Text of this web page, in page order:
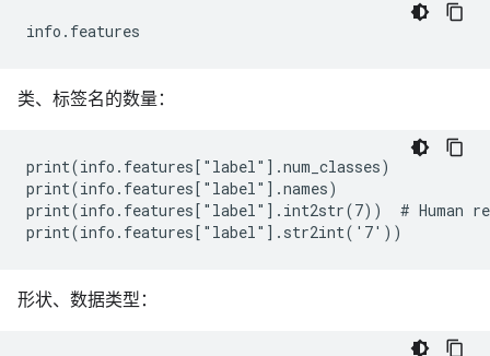
类、标签名的数量：
print(info.features["label"].num_classes)
print(info.features["label"].names)
print(info.features["label"].int2str(7))  # Human
形状、数据类型：